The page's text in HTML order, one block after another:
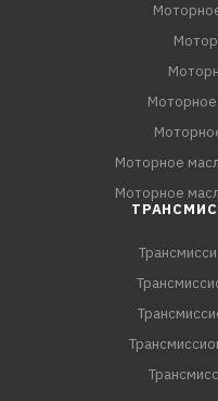
Моторное
Моторное
Моторное